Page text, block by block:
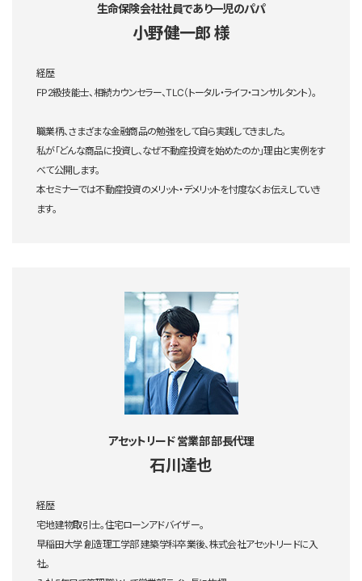
生命保険会社社員であり一児のパパ
小野健一郎 様
経歴
FP2級技能士、相続カウンセラー、TLC（トータル・ライフ・コンサルタント）。
職業柄、さまざまな金融商品の勉強をして自ら実践してきました。
私が「どんな商品に投資し、なぜ不動産投資を始めたのか」理由と実例をす
べて公開します。
本セミナーでは不動産投資のメリット・デメリットを忖度なくお伝えしていき
ます。
アセットリード 営業部 部長代理
石川達也
経歴
宅地建物取引士。住宅ローンアドバイザー。
早稲田大学 創造理工学部 建築学科卒業後、株式会社アセットリードに入
社。